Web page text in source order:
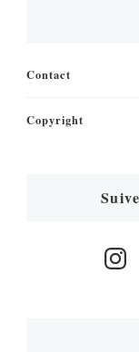
Contact
Copyright